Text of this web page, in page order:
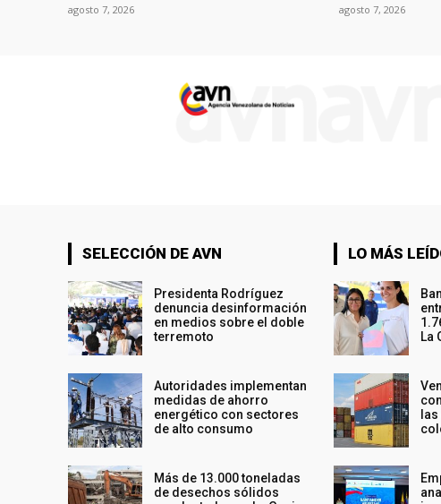
agosto 7, 2026 agosto 7, 2026
SELECCIÓN DE AVN
Presidenta Rodríguez
denuncia desinformación
en medios sobre el doble
terremoto
Autoridades implementan
medidas de ahorro
energético con sectores
de alto consumo
Más de 13.000 toneladas
de desechos sólidos
LO MÁS
La